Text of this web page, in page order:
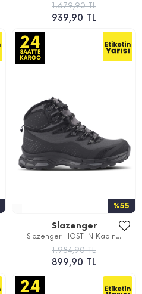
1.679,90 TL
939,90 TL
%55
Slazenger
Slazenger HOST IN Kadın...
1.984,90 TL
899,90 TL